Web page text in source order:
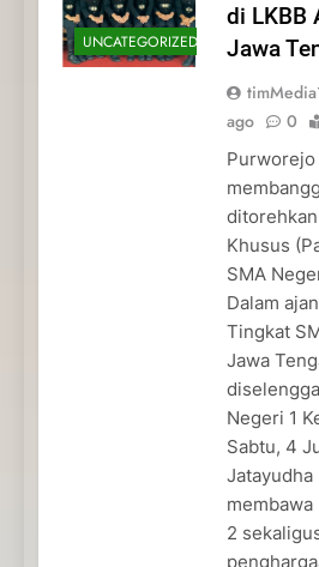
UNCATEGORIZED
di LKBB
Jawa
ago
0
Purworejo
Khusus
SMA
Dalam
Tingkat
Jawa
Negeri 1
Sabtu, 4
Jatayudha
2